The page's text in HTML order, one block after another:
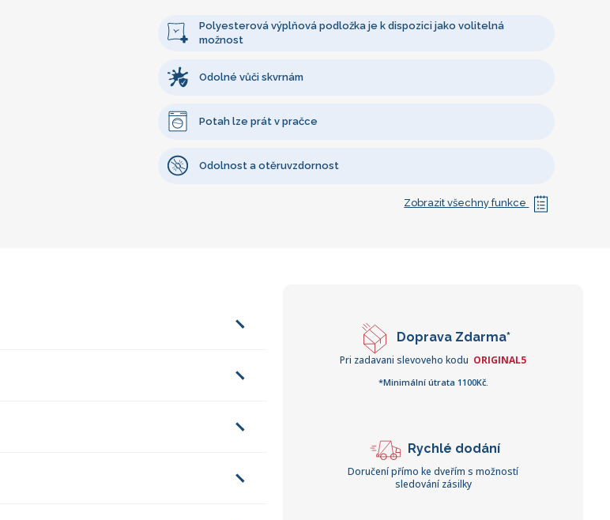
Polyesterová výplňová podložka je k dispozici jako volitelná
možnost
Odolné vůči skvrnám
Potah lze prát v pračce
Odolnost a otěruvzdornost
Zobrazit všechny funkce
Doprava Zdarma*
Pri zadavani slevoveho kodu ORIGINAL5
*Minimální útrata 1100Kč.
Rychlé dodání
Doručení přímo ke dveřím s možností
sledování zásilky